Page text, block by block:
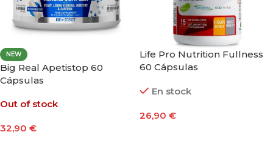
NEW
Big Real Apetistop 60
Cápsulas
Out of stock
32,90 €
Life Pro Nutrition Fullness
60 Cápsulas
En stock
26,90 €